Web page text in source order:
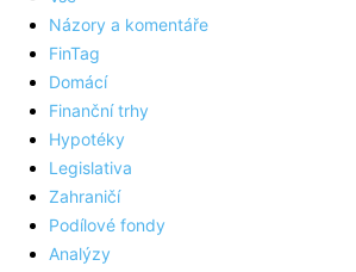
Názory a komentáře
FinTag
Domácí
Finanční trhy
Hypotéky
Legislativa
Zahraničí
Podílové fondy
Analýzy